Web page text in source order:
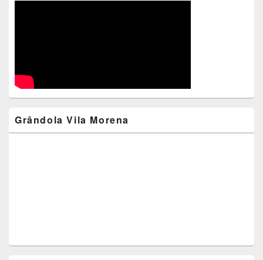
Grândola Vila Morena